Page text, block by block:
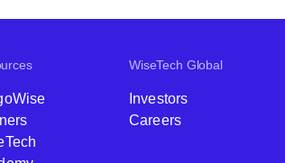
WiseTech Global
Investors
Careers